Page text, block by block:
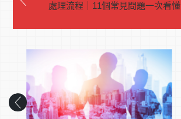
處理流程｜11個常見問題一次看懂